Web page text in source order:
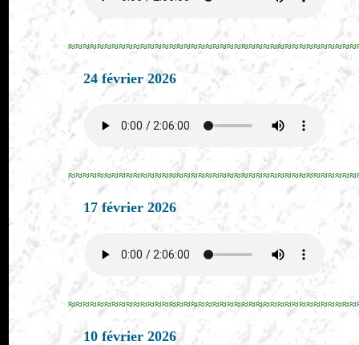
24 février 2026
17 février 2026
10 février 2026